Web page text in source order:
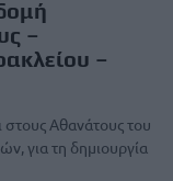
–
–
Αθανάτους του
για τη δημιουργία